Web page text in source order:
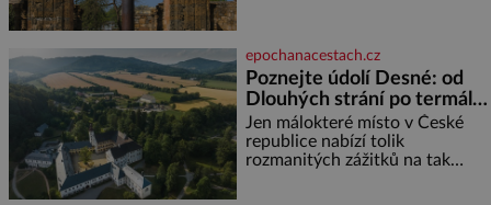
železný sloup, který už přibližně
1 600 let odolává počasí
epochanacestach.cz
Poznejte údolí Desné: od
Dlouhých strání po termální
prameny
Jen málokteré místo v České
republice nabízí tolik
rozmanitých zážitků na tak